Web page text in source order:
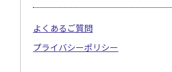
よくあるご質問
プライバシーポリシー